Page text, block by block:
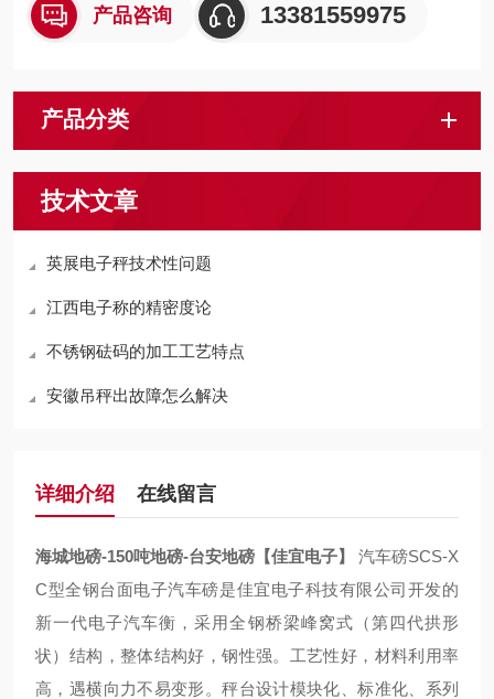
产品咨询 13381559975
产品分类
技术文章
英展电子秤技术性问题
江西电子称的精密度论
不锈钢砝码的加工工艺特点
安徽吊秤出故障怎么解决
详细介绍 在线留言
海城地磅-150吨地磅-台安地磅【佳宜电子】 汽车磅SCS-X
C型全钢台面电子汽车磅是佳宜电子科技有限公司开发的
新一代电子汽车衡，采用全钢桥梁峰窝式（第四代拱形
状）结构，整体结构好，钢性强。工艺性好，材料利用率
高，遇横向力不易变形。秤台设计模块化、标准化、系列